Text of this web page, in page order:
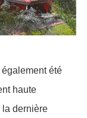
également été
haute
la dernière